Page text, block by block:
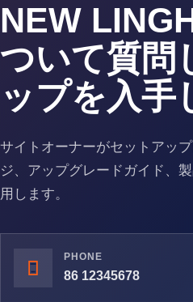
NEW
ついて質問
ップを入手
サイトオーナーがセットアッ
ジ、アップグレードガイド、
用します。
PHONE
86 12345678